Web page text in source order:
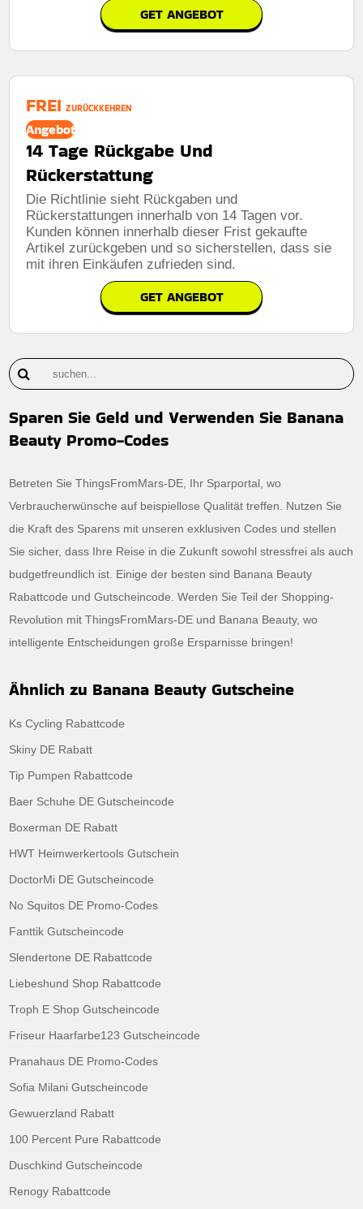
GET ANGEBOT
FREI ZURÜCKKEHREN
Angebot
14 Tage Rückgabe Und
Rückerstattung
Die Richtlinie sieht Rückgaben und
Rückerstattungen innerhalb von 14 Tagen vor.
Kunden können innerhalb dieser Frist gekaufte
Artikel zurückgeben und so sicherstellen, dass sie
mit ihren Einkäufen zufrieden sind.
GET ANGEBOT
Sparen Sie Geld und Verwenden Sie Banana
Beauty Promo-Codes
Betreten Sie ThingsFromMars-DE, Ihr Sparportal, wo
Verbraucherwünsche auf beispiellose Qualität treffen. Nutzen Sie
die Kraft des Sparens mit unseren exklusiven Codes und stellen
Sie sicher, dass Ihre Reise in die Zukunft sowohl stressfrei als auch
budgetfreundlich ist. Einige der besten sind Banana Beauty
Rabattcode und Gutscheincode. Werden Sie Teil der Shopping-
Revolution mit ThingsFromMars-DE und Banana Beauty, wo
intelligente Entscheidungen große Ersparnisse bringen!
Ähnlich zu Banana Beauty Gutscheine
Ks Cycling Rabattcode
Skiny DE Rabatt
Tip Pumpen Rabattcode
Baer Schuhe DE Gutscheincode
Boxerman DE Rabatt
HWT Heimwerkertools Gutschein
DoctorMi DE Gutscheincode
No Squitos DE Promo-Codes
Fanttik Gutscheincode
Slendertone DE Rabattcode
Liebeshund Shop Rabattcode
Troph E Shop Gutscheincode
Friseur Haarfarbe123 Gutscheincode
Pranahaus DE Promo-Codes
Sofia Milani Gutscheincode
Gewuerzland Rabatt
100 Percent Pure Rabattcode
Duschkind Gutscheincode
Renogy Rabattcode